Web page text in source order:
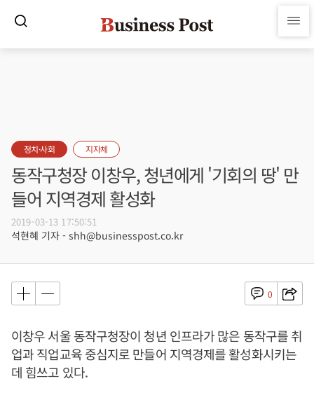
정치·사회 지자체
동작구청장 이창우, 청년에게 '기회의 땅' 만
들어 지역경제 활성화
2019-03-13 17:50:51
석현혜 기자 - shh@businesspost.co.kr
0
이창우 서울 동작구청장이 청년 인프라가 많은 동작구를 취
업과 직업교육 중심지로 만들어 지역경제를 활성화시키는
데 힘쓰고 있다.